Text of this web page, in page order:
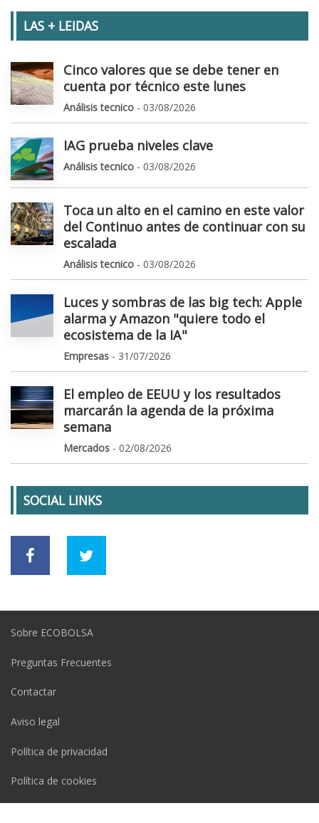
LAS + LEIDAS
Cinco valores que se debe tener en
cuenta por técnico este lunes
Análisis tecnico - 03/08/2026
IAG prueba niveles clave
Análisis tecnico - 03/08/2026
Toca un alto en el camino en este valor
del Continuo antes de continuar con su
escalada
Análisis tecnico - 03/08/2026
Luces y sombras de las big tech: Apple
alarma y Amazon "quiere todo el
ecosistema de la IA"
Empresas - 31/07/2026
El empleo de EEUU y los resultados
marcarán la agenda de la próxima
semana
Mercados - 02/08/2026
SOCIAL LINKS
Sobre ECOBOLSA
Preguntas Frecuentes
Contactar
Aviso legal
Política de privacidad
Política de cookies